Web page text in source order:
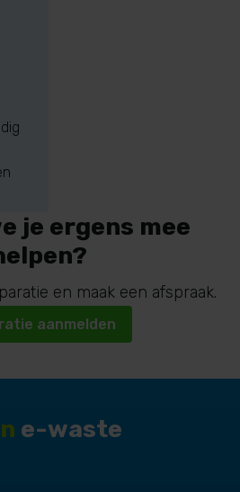
je ergens mee
en maak een afspraak.
aanmelden
e-waste